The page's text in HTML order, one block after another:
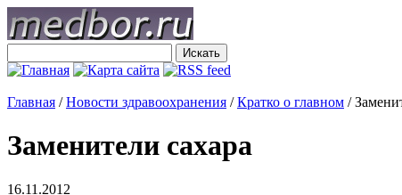
Главная /Новости здравоохранения /Кратко о главном /
Заменители сахара
16.11.2012